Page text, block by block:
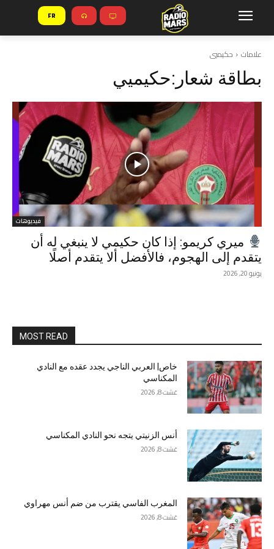
FR
علامات حكيميي
بطاقة شعار:حكيميي
فيديوهات
ميري كريمو: إذا كان حكيمي لا ينبغي له أن
يتقدم إلى الهجوم، فالأفضل ألا يتقدم أصلًا
يونيو 20, 2026
MOST READ
خاص| العربي الناجي يجدد عقده مع النادي
المكناسي
غشت 8, 2026
أنس الزنيتي يتجه نحو النادي المكناسي
غشت 8, 2026
المغرب الفاسي يقترب من ضم أنس مهراوي
غشت 8, 2026